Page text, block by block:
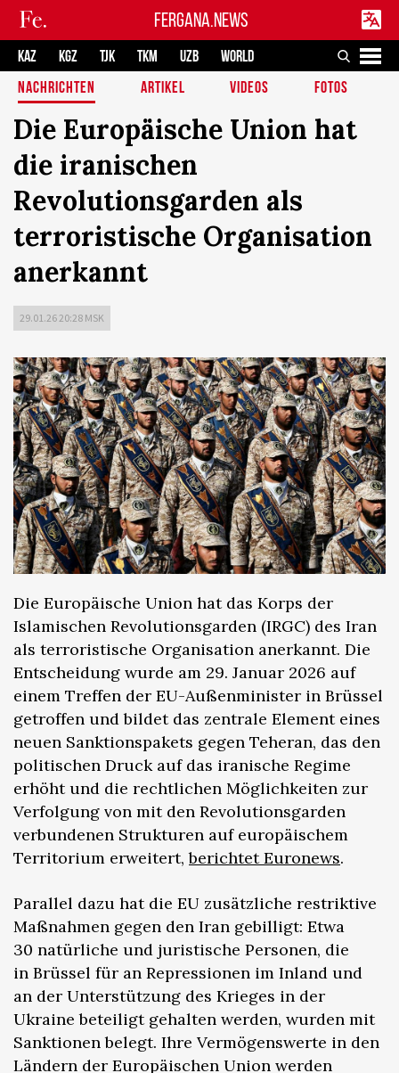
FERGANA.NEWS
KAZ KGZ TJK TKM UZB
WORLD
NACHRICHTEN
ARTIKEL VIDEOS FOTOS
Die Europäische Union hat
die iranischen
Revolutionsgarden als
terroristische Organisation
anerkannt
29.01.26 20:28 MSK
Die Europäische Union hat das Korps der
Islamischen Revolutionsgarden (IRGC) des Iran
als terroristische Organisation anerkannt. Die
Entscheidung wurde am 29. Januar 2026 auf
einem Treffen der EU-Außenminister in Brüssel
getroffen und bildet das zentrale Element eines
neuen Sanktionspakets gegen Teheran, das den
politischen Druck auf das iranische Regime
erhöht und die rechtlichen Möglichkeiten zur
Verfolgung von mit den Revolutionsgarden
verbundenen Strukturen auf europäischem
Territorium erweitert,berichtet Euronews.
Parallel dazu hat die EU zusätzliche restriktive
Maßnahmen gegen den Iran gebilligt: Etwa
30 natürliche und juristische Personen, die
in Brüssel für an Repressionen im Inland und
an der Unterstützung des Krieges in der
Ukraine beteiligt gehalten werden, wurden mit
Sanktionen belegt. Ihre Vermögenswerte in den
Ländern der Europäischen Union werden